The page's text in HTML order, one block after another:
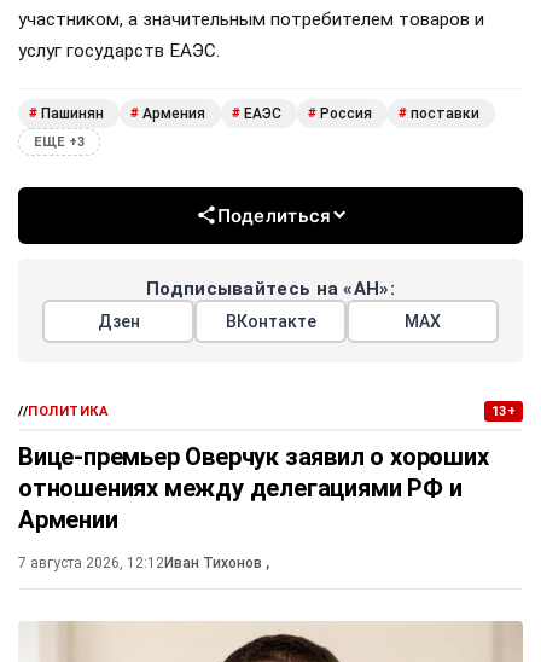
участником, а значительным потребителем товаров и
услуг государств ЕАЭС.
# Пашинян # Армения # ЕАЭС # Россия # поставки
ЕЩЕ +3
Поделиться
Подписывайтесь на «АН»:
Дзен ВКонтакте МАХ
//ПОЛИТИКА 13+
Вице-премьер Оверчук заявил о хороших
отношениях между делегациями РФ и
Армении
7 августа 2026, 12:12Иван Тихонов ,